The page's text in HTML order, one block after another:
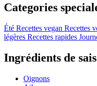
Categories
Été Recettes vegan Recettes
légères Recettes rapides
Ingrédients de
Oignons